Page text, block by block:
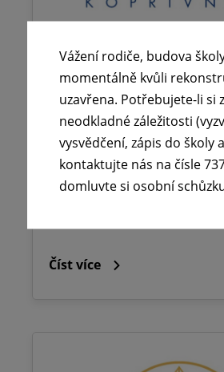
🕧 Úřední dny v době
prázdnin ☀️
29. 6. 2026
Vážení rodiče, budova školy
kvůli rekonstrukci uzavřena.
si zařídit neodkladné
Číst více
Vážení rodiče, budova
momentálně kvůli
uzavřena. Potřebujete-li si
neodkladné záležitosti
vysvědčení, zápis do školy
kontaktujte nás na čísle
domluvte si osobní